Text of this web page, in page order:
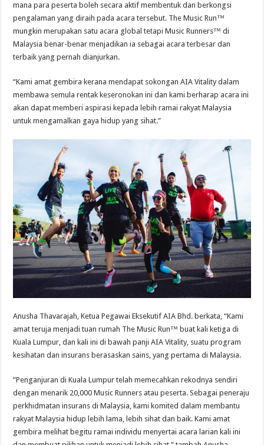
mana para peserta boleh secara aktif membentuk dan berkongsi
pengalaman yang diraih pada acara tersebut. The Music Run™
mungkin merupakan satu acara global tetapi Music Runners™ di
Malaysia benar-benar menjadikan ia sebagai acara terbesar dan
terbaik yang pernah dianjurkan.
“Kami amat gembira kerana mendapat sokongan AIA Vitality dalam
membawa semula rentak keseronokan ini dan kami berharap acara ini
akan dapat memberi aspirasi kepada lebih ramai rakyat Malaysia
untuk mengamalkan gaya hidup yang sihat.”
Anusha Thavarajah, Ketua Pegawai Eksekutif AIA Bhd. berkata, “Kami
amat teruja menjadi tuan rumah The Music Run™ buat kali ketiga di
Kuala Lumpur, dan kali ini di bawah panji AIA Vitality, suatu program
kesihatan dan insurans berasaskan sains, yang pertama di Malaysia.
“Penganjuran di Kuala Lumpur telah memecahkan rekodnya sendiri
dengan menarik 20,000 Music Runners atau peserta. Sebagai peneraju
perkhidmatan insurans di Malaysia, kami komited dalam membantu
rakyat Malaysia hidup lebih lama, lebih sihat dan baik. Kami amat
gembira melihat begitu ramai individu menyertai acara larian kali ini